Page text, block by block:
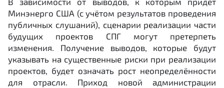
Минэнерго США (с учётом результатов проведения
публичных слушаний), сценарии реализации части
будущих проектов СПГ могут претерпеть
изменения. Получение выводов, которые будут
указывать на существенные риски при реализации
проектов, будет означать рост неопределённости
для отрасли. Приход новой администрации